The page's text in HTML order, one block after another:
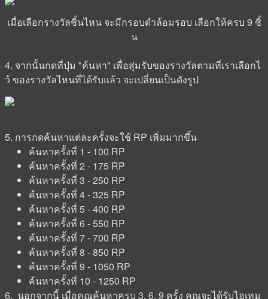
เมื่อเลือกรางวัลชิ้นไหน จะมีกรอบดำล้อมรอบ เลือกให้ครบ 9 ชิ้
น
4. จากนั้นกดที่ปุ่ม "ค้นหา" เพื่อสุ่มรับของรางวัลตามที่เราเลือกไ
ว้ ของรางวัลไหนที่ได้รับแล้ว จะเปลี่ยนเป็นดังรูป
5. การกดค้นหาแต่ละครั้งจะใช้ RP เพิ่มมากขึ้น
ค้นหาครั้งที่ 1 - 100 RP
ค้นหาครั้งที่ 2 - 175 RP
ค้นหาครั้งที่ 3 - 250 RP
ค้นหาครั้งที่ 4 - 325 RP
ค้นหาครั้งที่ 5 - 400 RP
ค้นหาครั้งที่ 6 - 550 RP
ค้นหาครั้งที่ 7 - 700 RP
ค้นหาครั้งที่ 8 - 850 RP
ค้นหาครั้งที่ 9 - 1050 RP
ค้นหาครั้งที่ 10 - 1250 RP
6. นอกจากนี้ เมื่อคุณค้นหาครบ 3, 6, 9 ครั้ง คุณจะได้รับไอเทม